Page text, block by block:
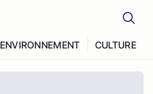
ENVIRONNEMENT CULTURE